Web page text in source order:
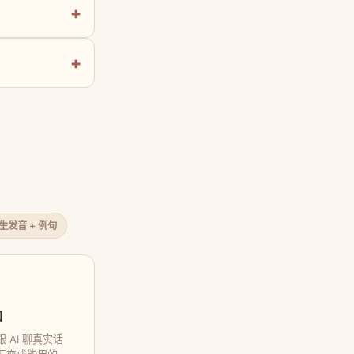
发音 + 例句
AI 聊真实话